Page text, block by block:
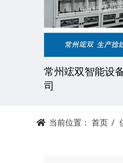
常州竤双智能设
司
当前位置： 首页